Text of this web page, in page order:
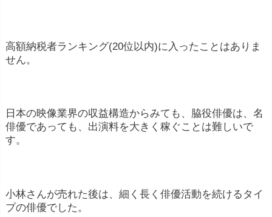
高額納税者ランキング(20位以内)に入ったことはありま
せん。
日本の映像業界の収益構造からみても、脇役俳優は、名
俳優であっても、出演料を大きく稼ぐことは難しいで
す。
小林さんが売れた後は、細く長く俳優活動を続けるタイ
プの俳優でした。